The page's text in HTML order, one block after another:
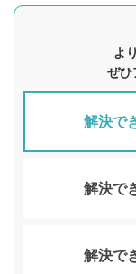
よ
ぜひ
解決で
解決で
解決で